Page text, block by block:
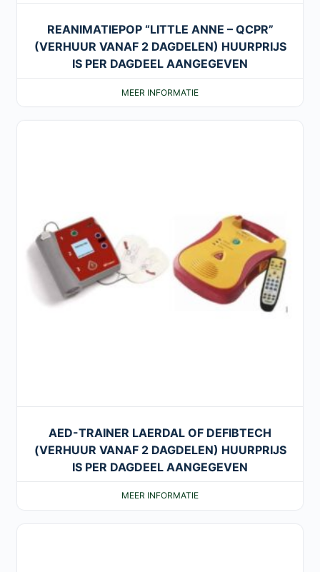
REANIMATIEPOP “LITTLE ANNE – QCPR”
(VERHUUR VANAF 2 DAGDELEN) HUURPRIJS
IS PER DAGDEEL AANGEGEVEN
MEER INFORMATIE
AED-TRAINER LAERDAL OF DEFIBTECH
(VERHUUR VANAF 2 DAGDELEN) HUURPRIJS
IS PER DAGDEEL AANGEGEVEN
MEER INFORMATIE